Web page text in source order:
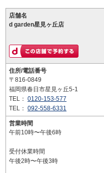
店舗名
d garden星見ヶ丘店
住所/電話番号
〒816-0849
福岡県春日市星見ヶ丘5-1
TEL： 0120-153-577
TEL： 092-558-6331
営業時間
午前10時〜午後6時
受付休業時間
午後2時〜午後3時